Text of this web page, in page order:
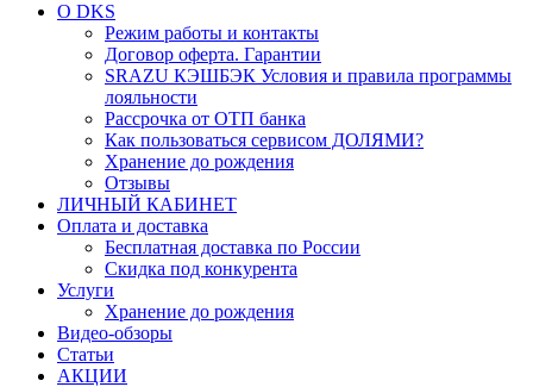
О DKS
Режим работы и контакты
Договор оферта. Гарантии
SRAZU КЭШБЭК Условия и правила программы
лояльности
Рассрочка от ОТП банка
Как пользоваться сервисом ДОЛЯМИ?
Хранение до рождения
Отзывы
ЛИЧНЫЙ КАБИНЕТ
Оплата и доставка
Бесплатная доставка по России
Скидка под конкурента
Услуги
Хранение до рождения
Видео-обзоры
Статьи
АКЦИИ